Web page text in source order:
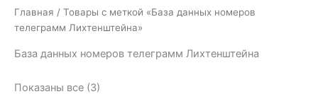
Главная / Товары с меткой «База данных номеров
телеграмм Лихтенштейна»
База данных номеров телеграмм Лихтенштейна
Показаны все (3)